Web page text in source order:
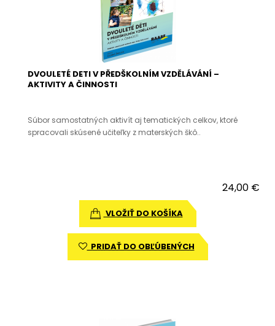
DVOULETÉ DETI V PŘEDŠKOLNÍM VZDĚLÁVÁNÍ –
AKTIVITY A ČINNOSTI
Súbor samostatných aktivít aj tematických celkov, ktoré
spracovali skúsené učiteľky z materských škô..
24,00 €
VLOŽIŤ DO KOŠÍKA
PRIDAŤ DO OBĽÚBENÝCH